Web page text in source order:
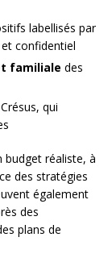
labellisés par
confidentiel
familiale des
qui
budget réaliste, à
des stratégies
également
des
plans de